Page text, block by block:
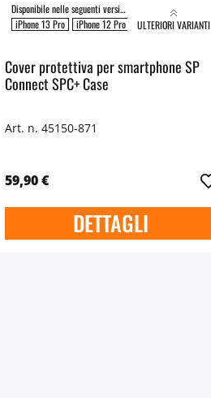
Disponibile nelle seguenti versioni:
iPhone 13 Pro
iPhone 12 Pro Max | 13 Pro Max
ULTERIORI VARIANTI
Cover protettiva per smartphone SP
Connect SPC+ Case
Art. n. 45150-871
59,90 €
DETTAGLI